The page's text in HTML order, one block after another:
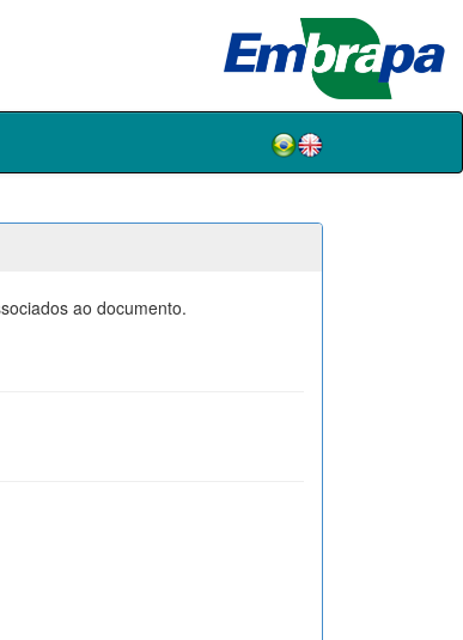
ao documento.